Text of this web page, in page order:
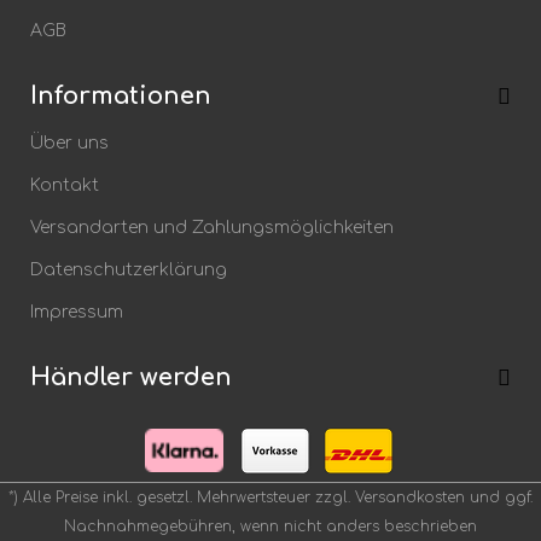
Die mit einem * markierten Felder sind Pflichtfelder.
AGB
Informationen
Über uns
Kontakt
Versandarten und Zahlungsmöglichkeiten
Datenschutzerklärung
Impressum
Händler werden
*) Alle Preise inkl. gesetzl. Mehrwertsteuer zzgl. Versandkosten und ggf.
Nachnahmegebühren, wenn nicht anders beschrieben